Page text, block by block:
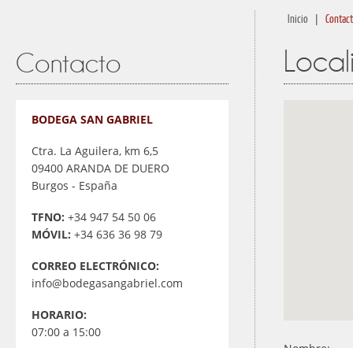
Contacto
BODEGA SAN GABRIEL
Ctra. La Aguilera, km 6,5
09400 ARANDA DE DUERO
Burgos - España
TFNO: +34 947 54 50 06
MÓVIL: +34 636 36 98 79
CORREO ELECTRÓNICO:
info@bodegasangabriel.com
HORARIO:
07:00 a 15:00
Inicio |